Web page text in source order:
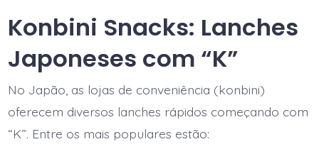
Konbini Snacks: Lanches
Japoneses com “K”
No Japão, as lojas de conveniência (konbini)
oferecem diversos lanches rápidos começando com
“K”. Entre os mais populares estão: